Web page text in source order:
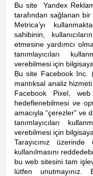
Bu site Yandex
tarafından sağlanan
Metrica’yı
sahibinin,
etmesine yardımcı
tanımlayıcıları
verebilmesi için
Bu site Facebook Inc.
mantıksal analiz
Facebook Pixel,
hedeflenebilmesi ve
amacıyla “çerezler” ve
tanımlayıcıları
verebilmesi için
Tarayıcınız
kullanılmasını
bu web sitesini tam
lütfen